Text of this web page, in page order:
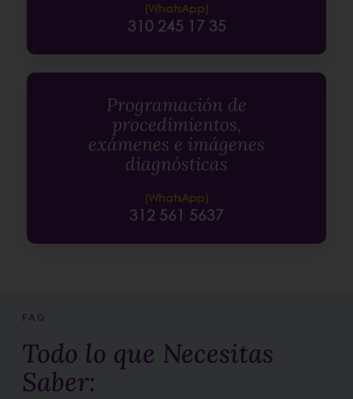
(WhatsApp)
310 245 17 35
Programación de
procedimientos,
exámenes e imágenes
diagnósticas
(WhatsApp)
312 561 5637
FAQ
Todo lo que Necesitas
Saber: